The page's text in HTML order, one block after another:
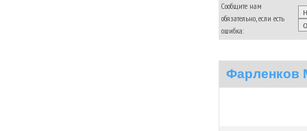
Сообщите нам
обязательно, если есть
ошибка:
Фарленков